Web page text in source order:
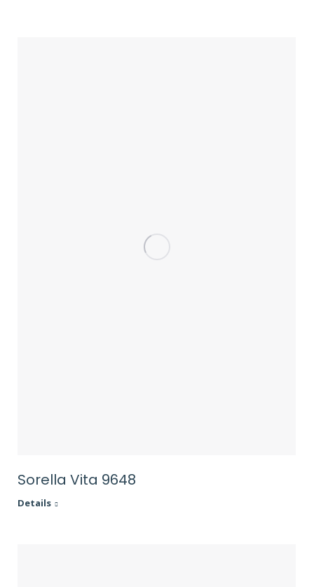
Sorella Vita 9648
Details